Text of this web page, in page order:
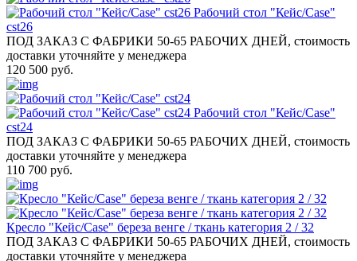
Рабочий стол "Кейс/Case"
cst26
ПОД ЗАКАЗ С ФАБРИКИ 50-65 РАБОЧИХ ДНЕЙ, стоимость
доставки уточняйте у менеджера
120 500 руб.
Рабочий стол "Кейс/Case"
cst24
ПОД ЗАКАЗ С ФАБРИКИ 50-65 РАБОЧИХ ДНЕЙ, стоимость
доставки уточняйте у менеджера
110 700 руб.
Кресло "Кейс/Case" береза венге / ткань категория 2 / 32
ПОД ЗАКАЗ С ФАБРИКИ 50-65 РАБОЧИХ ДНЕЙ, стоимость
доставки уточняйте у менеджера